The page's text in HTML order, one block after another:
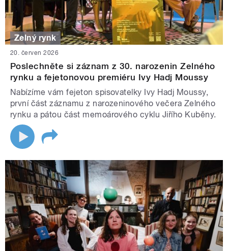
Zelný rynk
20. červen 2026
Poslechněte si záznam z 30. narozenin Zelného
rynku a fejetonovou premiéru Ivy Hadj Moussy
Nabízíme vám fejeton spisovatelky Ivy Hadj Moussy,
první část záznamu z narozeninového večera Zelného
rynku a pátou část memoárového cyklu Jiřího Kuběny.